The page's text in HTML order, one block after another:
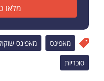
מלאו
מאפינס מאפינס
סוכריות